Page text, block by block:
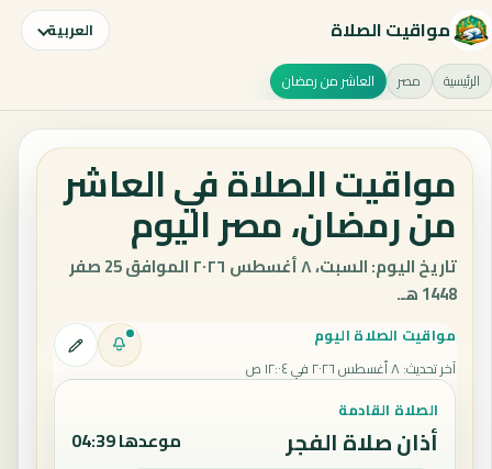
مواقيت الصلاة العربية
الرئيسية مصر العاشر من رمضان
مواقيت الصلاة في العاشر
من رمضان، مصر اليوم
تاريخ اليوم: السبت، ٨ أغسطس ٢٠٢٦ الموافق 25 صفر
1448 هـ.
مواقيت الصلاة اليوم
آخر تحديث:٨ أغسطس ٢٠٢٦ في ١٢:٠٤ ص
الصلاة القادمة
أذان صلاة الفجر موعدها 04:39